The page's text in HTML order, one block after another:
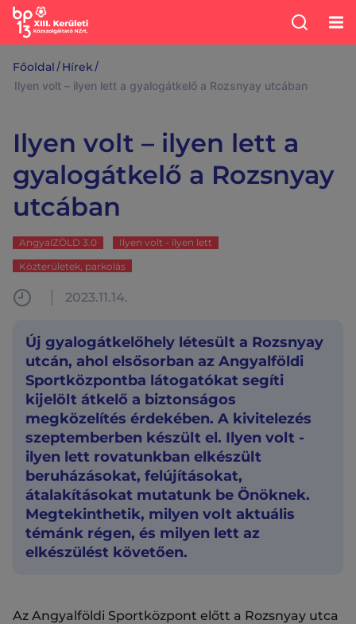
Főoldal /Hírek /
Ilyen volt – ilyen lett a gyalogátkelő a Rozsnyay utcában
Ilyen volt – ilyen lett a
gyalogátkelő a Rozsnyay
utcában
AngyalZÖLD 3.0
Ilyen volt - ilyen lett
Közterületek, parkolás
2023.11.14.
Új gyalogátkelőhely létesült a Rozsnyay
utcán, ahol elsősorban az Angyalföldi
Sportközpontba látogatókat segíti
kijelölt átkelő a biztonságos
megközelítés érdekében. A kivitelezés
szeptemberben készült el. Ilyen volt -
ilyen lett rovatunkban elkészült
beruházásokat, felújításokat,
átalakításokat mutatunk be Önöknek.
Megtekinthetik, milyen volt aktuális
témánk régen, és milyen lett az
elkészülést követően.
Az Angyalföldi Sportközpont előtt a Rozsnyay utca